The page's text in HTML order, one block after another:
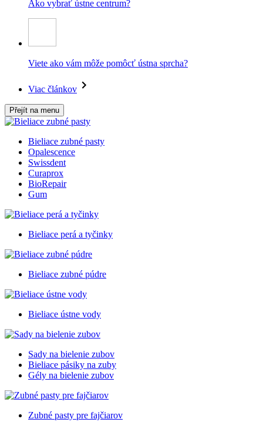
Ako vybrať ústne centrum?
Viete ako vám môže pomôcť ústna sprcha?
Viac článkov
Přejít na menu
Bieliace zubné pasty
Opalescence
Swissdent
Curaprox
BioRepair
Gum
Bieliace perá a tyčinky
Bieliace zubné púdre
Bieliace ústne vody
Sady na bielenie zubov
Bieliace pásiky na zuby
Gély na bielenie zubov
Zubné pasty pre fajčiarov